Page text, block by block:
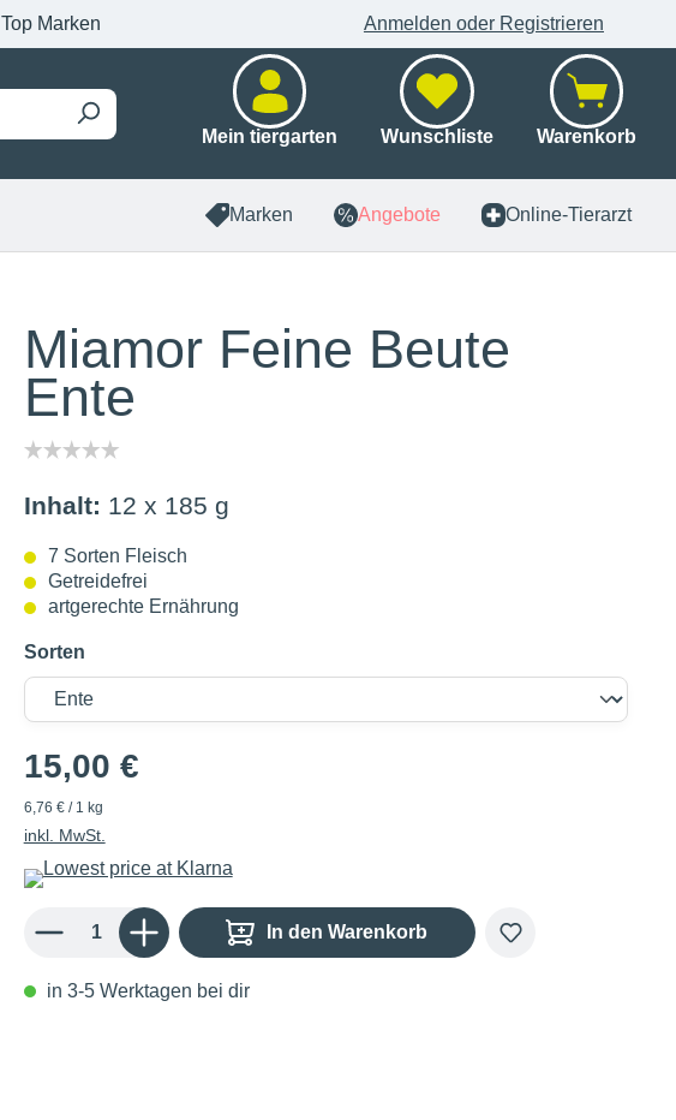
Top Marken Anmelden oder Registrieren
Mein tiergarten Wunschliste Warenkorb
Marken Angebote Online-Tierarzt
Miamor Feine Beute
Ente
Inhalt: 12 x 185 g
7 Sorten Fleisch
Getreidefrei
artgerechte Ernährung
Sorten
15,00 €
6,76 € / 1 kg
inkl. MwSt.
Produkt Anzahl: Gib den gewünschten Wert ein oder benutze die Schaltflächen um die Anzahl zu
In den Warenkorb
in 3-5 Werktagen bei dir